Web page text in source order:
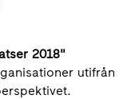
2018"
utifrån